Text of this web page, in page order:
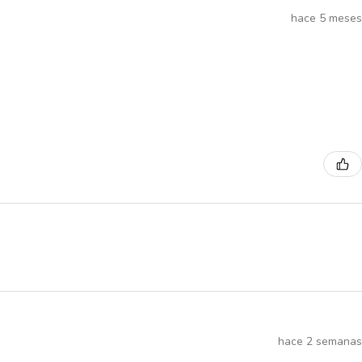
hace 5 meses
hace 2 semanas